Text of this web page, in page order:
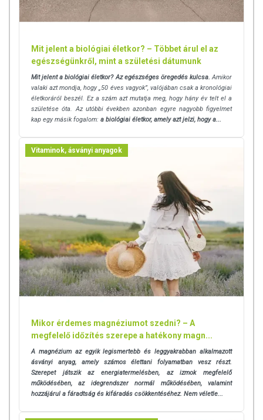
Minőségét megőrzi: Lásd a csomagoláson feltüntetett időpontot.
Forgalmazza: GAL SynergyTech Zrt.
Az oldalunkon lévő adatokat folyamatosan frissítjük, törekszünk arra,
hogy naprakészek legyenek. Szeretnénk felhívni azonban a figyelmet,
hogy ennek ellenére a webshopon szereplő adatok (beleértve a
tájékoztató jellegűek, a tényleges értékek eltérhetnek az élelmiszerek
természetéből adódóan. A friss, aktuális információkat a termékek
Az étrend-kiegészítők az érvényben levő európai uniós szabályozás
szerint élelmiszereknek minősülnek, amelyek a hagyományos étrend
kiegészítését szolgálják, és koncentrált formában tartalmaznak
tápanyagokat. Bár az étrend-kiegészítők kedvező élettani hatással
rendelkezhetnek, amely egyénenként eltérő lehet, jelölésük,
megjelenítésük, és reklámozásuk során nem engedélyezett a
készítményeknek betegséget megelőző vagy gyógyító hatást
tulajdonítani.
egészséges életmódot! A termék nem gyógyít betegségeket! A termék
nem az orvosi kezelés helyettesítésére alkalmas! Betegség esetén
fogyasztási mennyiséget ne lépje túl! Ne szedje a készítményt, ha az
összetevők bármelyikére érzékeny vagy allergiás! Kisgyermektől
elzárva tartandó!
Mit jelent a biológiai életkor? – Többet árul el az
egészségünkről, mint a születési dátumunk
Mit jelent a biológiai életkor? Az egészséges öregedés kulcsa. Amikor
valaki azt mondja, hogy „50 éves vagyok”, valójában csak a kronológiai
életkoráról beszél. Ez a szám azt mutatja meg, hogy hány év telt el a
születése óta. Az utóbbi években azonban egyre nagyobb figyelmet
kap egy másik fogalom: a biológiai életkor, amely azt jelzi, hogy a...
Vitaminok, ásványi anyagok
Mikor érdemes magnéziumot szedni? – A
megfelelő időzítés szerepe a hatékony magn...
A magnézium az egyik legismertebb és leggyakrabban alkalmazott
ásványi anyag, amely számos élettani folyamatban vesz részt.
Szerepet játszik az energiatermelésben, az izmok megfelelő
működésében, az idegrendszer normál működésében, valamint
hozzájárul a fáradtság és kifáradás csökkentéséhez. Nem véletle...